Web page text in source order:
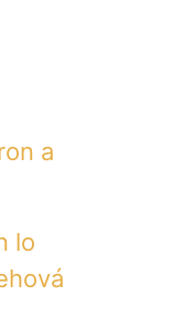
a
lo